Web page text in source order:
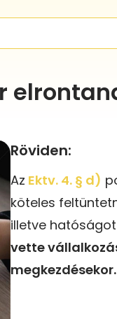
Röviden:
Az Ektv. 4. § d)
köteles
illetve
vette
megkezdésekor.